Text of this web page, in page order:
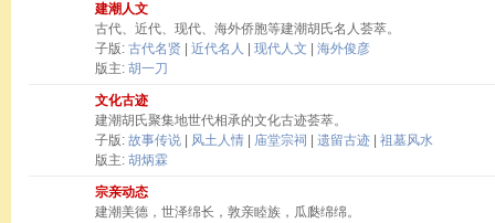
建潮人文
古代、近代、现代、海外侨胞等建潮胡氏名人荟萃。
子版: 古代名贤 近代名人 现代人文
海外俊彦
版主: 胡一刀
文化古迹
建潮胡氏聚集地世代相承的文化古迹荟萃。
子版: 故事传说 风土人情 庙堂宗祠 遗留古迹
祖墓风水
版主: 胡炳霖
宗亲动态
建潮美德，世泽绵长，敦亲睦族，瓜瓞绵绵。